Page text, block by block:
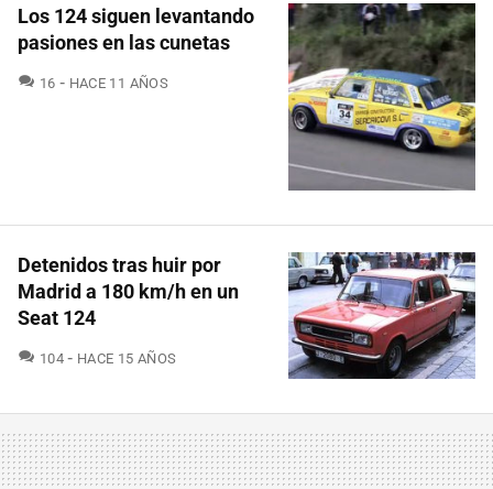
Los 124 siguen levantando
pasiones en las cunetas
16 COMENTARIOS
HACE 11 AÑOS
Detenidos tras huir por
Madrid a 180 km/h en un
Seat 124
104 COMENTARIOS
HACE 15 AÑOS